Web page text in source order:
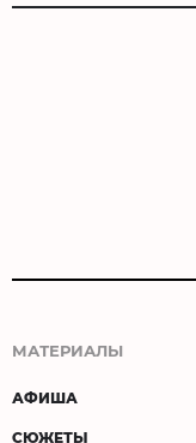
МАТЕРИАЛЫ
АФИША
СЮЖЕТЫ